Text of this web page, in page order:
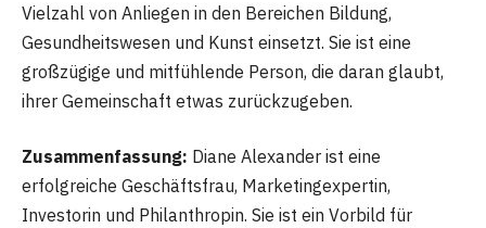
Vielzahl von Anliegen in den Bereichen Bildung,
Gesundheitswesen und Kunst einsetzt. Sie ist eine
großzügige und mitfühlende Person, die daran glaubt,
ihrer Gemeinschaft etwas zurückzugeben.
Zusammenfassung: Diane Alexander ist eine
erfolgreiche Geschäftsfrau, Marketingexpertin,
Investorin und Philanthropin. Sie ist ein Vorbild für